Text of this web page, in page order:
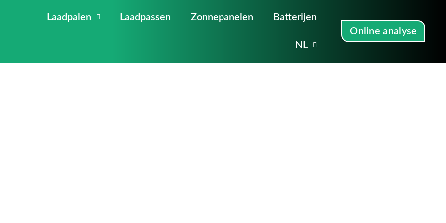
Laadpalen Laadpassen Zonnepanelen Batterijen
NL
Online analyse